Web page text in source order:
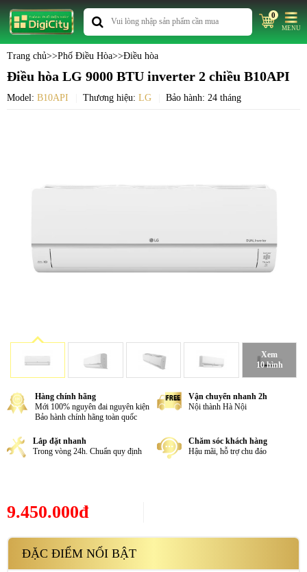
0
MENU
Trang chủ>>Phố Điều Hòa>>Điều hòa
Điều hòa LG 9000 BTU inverter 2 chiều B10API
Model: B10API Thương hiệu: LG Bảo hành: 24 tháng
Xem
10 hình
Hàng chính hãng
Mới 100% nguyên đai nguyên kiện
Bảo hành chính hãng toàn quốc
Vận chuyển nhanh 2h
Nội thành Hà Nội
Lắp đặt nhanh
Trong vòng 24h. Chuẩn quy định
Chăm sóc khách hàng
Hậu mãi, hỗ trợ chu đáo
9.450.000đ
ĐẶC ĐIỂM NỔI BẬT